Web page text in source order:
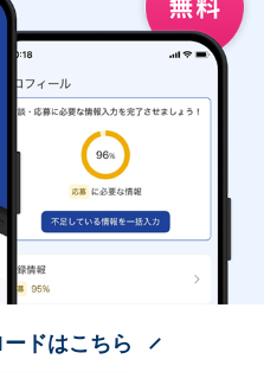
ドはこちら